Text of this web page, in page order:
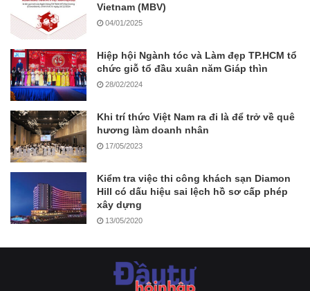
Vietnam (MBV)
04/01/2025
Hiệp hội Ngành tóc và Làm đẹp TP.HCM tổ
chức giỗ tổ đầu xuân năm Giáp thìn
28/02/2024
Khi trí thức Việt Nam ra đi là để trở về quê
hương làm doanh nhân
17/05/2023
Kiểm tra việc thi công khách sạn Diamon
Hill có dấu hiệu sai lệch hồ sơ cấp phép
xây dựng
13/05/2020